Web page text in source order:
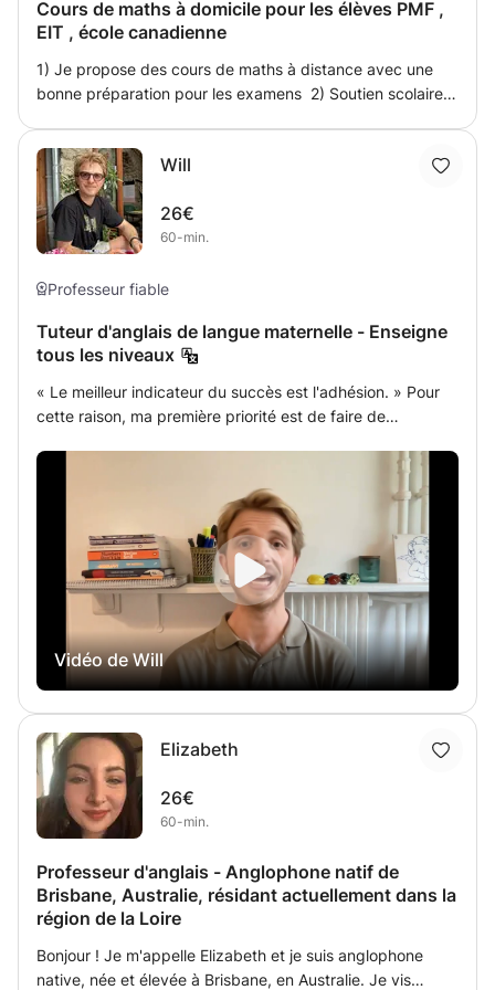
Marseille pour des cours particuliers. J'ai suivi des études
de littérature française et obtenu un master de
philosophie à la Sorbonne, et j'aime aider les gens à
s'initier non seulement à la langue française, mais aussi à
soyez nouvellement arrivé en France ou que vous y viviez
depuis des années, mon objectif est de vous aider à vous
sentir plus à l'aise, plus confiant et plus intégré à la vie
quotidienne française.
Cours de maths à domicile pour les élèves PMF ,
EIT , école canadienne
1) Je propose des cours de maths à distance avec une
bonne préparation pour les examens 2) Soutien scolaire
5) préparation pour Brevet
Will
26€
60-min.
Professeur fiable
Tuteur d'anglais de langue maternelle - Enseigne
tous les niveaux
« Le meilleur indicateur du succès est l'adhésion. » Pour
cette raison, ma première priorité est de faire de
et inspire mes étudiants. Si cela vous semble une corvée,
vous ne persisterez probablement pas ! Cela signifie
également que je préfère enseigner en personne, même si
je propose également des cours en ligne. Je suis de
langue maternelle australienne, bien qualifiée et
expérimentée dans l'enseignement de l'anglais pour tous
les âges et tous les niveaux. J'ai enseigné dans des styles
allant de l'anglais des affaires à l'apprentissage
préscolaire (3-10 ans) et je travaille actuellement dans
deux lycées parisiens. Je suis un écrivain publié et j'ai
dans ce domaine, que ce soit pour le travail, le milieu
universitaire ou simplement comme passe-temps. Bon
apprentissage!
Vidéo de Will
Elizabeth
26€
60-min.
Professeur d'anglais - Anglophone natif de
Brisbane, Australie, résidant actuellement dans la
région de la Loire
Bonjour ! Je m'appelle Elizabeth et je suis anglophone
native, née et élevée à Brisbane, en Australie. Je vis